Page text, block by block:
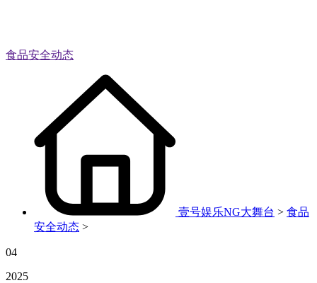
食品安全动态
壹号娱乐NG大舞台 > 食品
安全动态 >
04
2025